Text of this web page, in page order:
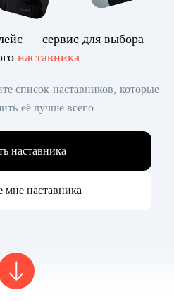
— сервис для выбора
наставника
список наставников, которые
её лучше всего
наставника
мне наставника